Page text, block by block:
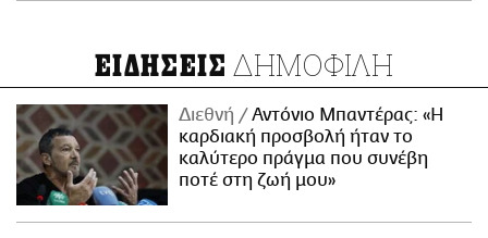
ΕΙΔΗΣΕΙΣ ΔΗΜΟΦΙΛΗ
Διεθνή
Αντόνιο Μπαντέρας: «Η
καρδιακή προσβολή ήταν το
καλύτερο πράγμα που συνέβη
ποτέ στη ζωή μου»